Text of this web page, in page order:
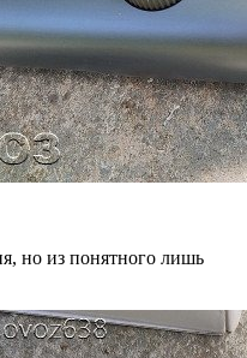
но из понятного лишь